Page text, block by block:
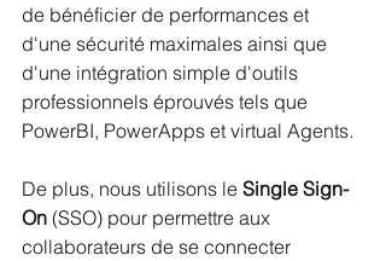
de bénéficier de performances et
d'une sécurité maximales ainsi que
d'une intégration simple d'outils
professionnels éprouvés tels que
PowerBI, PowerApps et virtual Agents.
De plus, nous utilisons le Single Sign-
On (SSO) pour permettre aux
collaborateurs de se connecter